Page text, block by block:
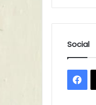
Social